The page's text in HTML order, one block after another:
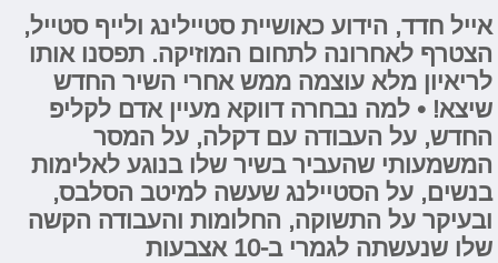
אייל חדד, הידוע כאושיית סטיילינג ולייף סטייל,
הצטרף לאחרונה לתחום המוזיקה. תפסנו אותו
לריאיון מלא עוצמה ממש אחרי השיר החדש
שיצא! • למה נבחרה דווקא מעיין אדם לקליפ
החדש, על העבודה עם דקלה, על המסר
המשמעותי שהעביר בשיר שלו בנוגע לאלימות
בנשים, על הסטיילנג שעשה למיטב הסלבס,
ובעיקר על התשוקה, החלומות והעבודה הקשה
שלו שנעשתה לגמרי ב-10 אצבעות